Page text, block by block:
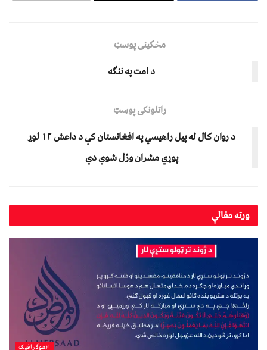
مخکینی پوسټ
د امت په ننګه
راتلونکی پوسټ
د روان کال له پيل راهيسي په افغانستان کې د داعش ١٢ لوړ
پوړي مشران وژل شوي دي
ورتهمقالې
انفوګرافیک